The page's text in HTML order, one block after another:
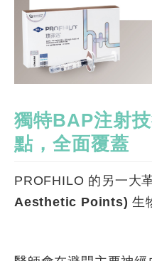
獨特BAP注射
點，全面覆蓋
PROFHILO 的另一大
Aesthetic Points)生